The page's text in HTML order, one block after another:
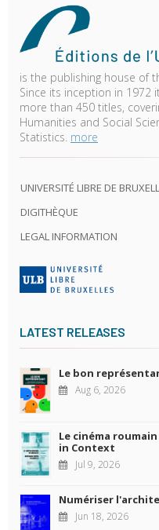
is the publishing house of
Since its inception in 1972
more than 450 titles,
Humanities and Social
Statistics. more
UNIVERSITÉ LIBRE DE
DIGITHÈQUE
LEGAL INFORMATION
LATEST RELEASES
Le bon
Aug 6, 2026
Le cinéma
in Context
Jul 9, 2026
Numériser
Jun 18, 2026